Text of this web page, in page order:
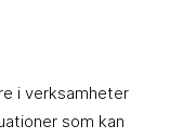
i verksamheter
som kan